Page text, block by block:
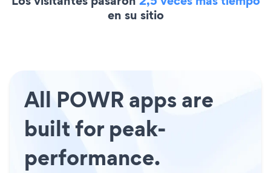
en su sitio
All POWR apps are
built for peak-
performance.